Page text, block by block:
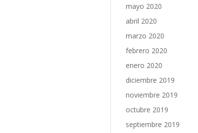
mayo 2020
abril 2020
marzo 2020
febrero 2020
enero 2020
diciembre 2019
noviembre 2019
octubre 2019
septiembre 2019